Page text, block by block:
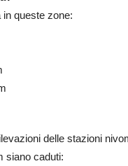
in queste zone:
delle stazioni
siano caduti: